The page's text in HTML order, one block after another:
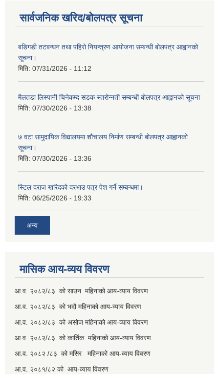
सार्वजनिक खरिद/बोलपत्र सूचना
बडिगडी तटबन्धन तथा पहिरो नियन्त्रण आयोजना सम्बन्धी बोलपत्र आह्वानको
सूचना।
मिति: 07/31/2026 - 11:12
मैलतडा लिस्पानी चिनेकम्द सडक स्तरोन्नती सम्बन्धी बोलपत्र आह्वानको सूचना
मिति: 07/30/2026 - 13:38
७ वटा सामुदायिक विद्यालयमा शौचालय निर्माण सम्बन्धी बोलपत्र आह्वानको
सूचना।
मिति: 07/30/2026 - 13:36
स्टिल दराज खरिदको दरभाउ पत्र पेश गर्ने सम्बन्धमा।
मिति: 06/25/2026 - 19:33
अन्य
मासिक आय-व्यय विवरण
आ.व. २०८२/८३ को साउन महिनाको आय-व्याय विवरण
आ.व. २०८२/८३ को भदौ महिनाको आय-व्याय विवरण
आ.व. २०८२/८३ को असोज महिनाको आय-व्याय विवरण
आ.व. २०८२/८३ को कार्तिक महिनाको आय-व्याय विवरण
आ.व. २०८२ /८३ को मसिर महिनाको आय-व्याय विवरण
आ.व. २०८१/८२ को आय-व्याय विवरण